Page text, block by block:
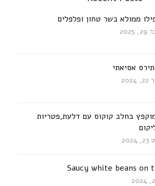
ממולא בשר טחון ופלפלים
אסיאתי
בחלב קוקוס עם דלעת,פטריות
Saucy white beans on